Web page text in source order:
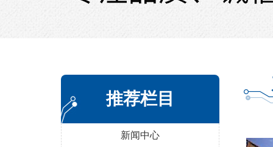
推荐栏目
新闻中心